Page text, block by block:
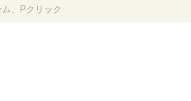
、Pクリック